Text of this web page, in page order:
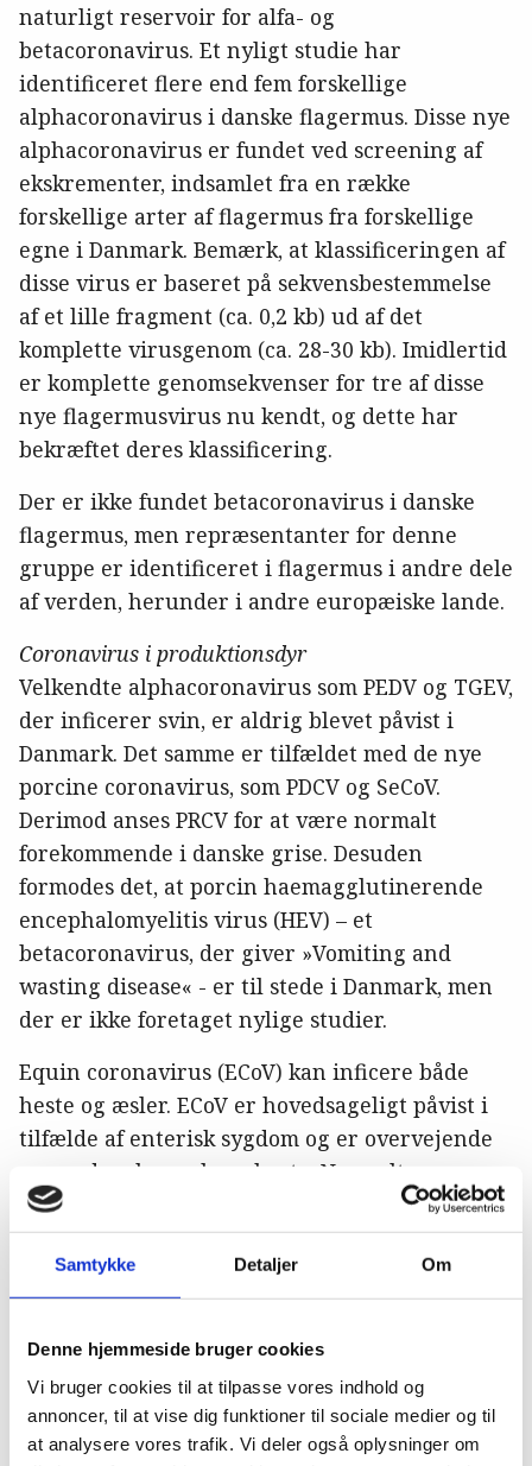
Samtykke Detaljer Om
Denne hjemmeside bruger cookies
Vi bruger cookies til at tilpasse vores indhold og
annoncer, til at vise dig funktioner til sociale medier og til
at analysere vores trafik. Vi deler også oplysninger om
naturligt reservoir for alfa- og
betacoronavirus. Et nyligt studie har
identificeret flere end fem forskellige
alphacoronavirus i danske flagermus. Disse nye
alphacoronavirus er fundet ved screening af
ekskrementer, indsamlet fra en række
forskellige arter af flagermus fra forskellige
egne i Danmark. Bemærk, at klassificeringen af
disse virus er baseret på sekvensbestemmelse
af et lille fragment (ca. 0,2 kb) ud af det
komplette virusgenom (ca. 28-30 kb). Imidlertid
er komplette genomsekvenser for tre af disse
nye flagermusvirus nu kendt, og dette har
bekræftet deres klassificering.
Der er ikke fundet betacoronavirus i danske
flagermus, men repræsentanter for denne
gruppe er identificeret i flagermus i andre dele
af verden, herunder i andre europæiske lande.
Coronavirus i produktionsdyr
Velkendte alphacoronavirus som PEDV og TGEV,
der inficerer svin, er aldrig blevet påvist i
Danmark. Det samme er tilfældet med de nye
porcine coronavirus, som PDCV og SeCoV.
Derimod anses PRCV for at være normalt
forekommende i danske grise. Desuden
formodes det, at porcin haemagglutinerende
encephalomyelitis virus (HEV) – et
betacoronavirus, der giver »Vomiting and
wasting disease« - er til stede i Danmark, men
der er ikke foretaget nylige studier.
Equin coronavirus (ECoV) kan inficere både
heste og æsler. ECoV er hovedsageligt påvist i
tilfælde af enterisk sygdom og er overvejende
en sygdom hos voksne heste. Normalt er
dødeligheden lav, men der er observeret
højere dødelighed hos unge dyr og
miniatureheste. Derudover er ECoV blevet
påvist i luftvejene hos heste, der lider af mild
respirationssygdom. De vigtigste kliniske tegn
Desuden har kliniske tegn på neurologisk
sygdom været relateret til tilstedeværelsen af